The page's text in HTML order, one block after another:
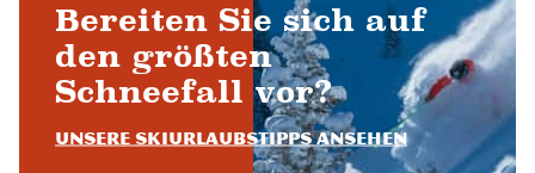
Bereiten Sie sich auf
den größten
Schneefall vor?
Unsere Skiurlaubstipps ansehen